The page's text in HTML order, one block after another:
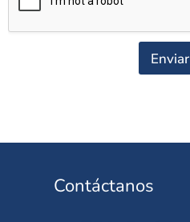
Enviar
Contáctanos